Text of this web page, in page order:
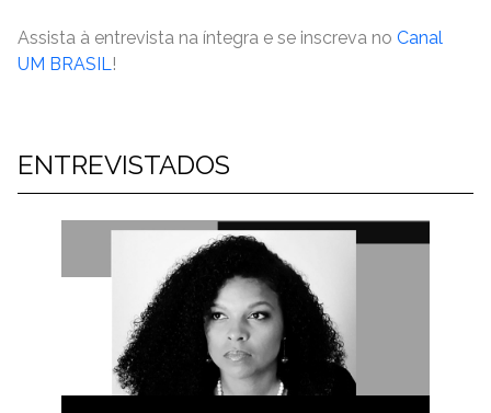
Assista à entrevista na íntegra e se inscreva no Canal
UM BRASIL!
ENTREVISTADOS